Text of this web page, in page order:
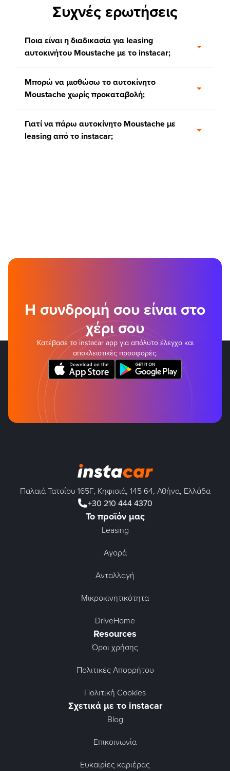
Συχνές ερωτήσεις
Ποια είναι η διαδικασία για leasing
αυτοκινήτου Moustache με το instacar;
Μπορώ να μισθώσω το αυτοκίνητο
Moustache χωρίς προκαταβολή;
Γιατί να πάρω αυτοκίνητο Moustache με
leasing από τo instacar;
Η συνδρομή σου είναι στο
χέρι σου
Κατέβασε το instacar app για απόλυτο έλεγχο και
αποκλειστικές προσφορές.
Παλαιά Τατοΐου 165Γ, Κηφισιά, 145 64, Αθήνα, Ελλάδα
+30 210 444 4370
Το προϊόν μας
Leasing
Αγορά
Ανταλλαγή
Μικροκινητικότητα
DriveHome
Resources
Όροι χρήσης
Πολιτικές Απορρήτου
Πολιτική Cookies
Σχετικά με το instacar
Blog
Επικοινωνία
Ευκαιρίες καριέρας